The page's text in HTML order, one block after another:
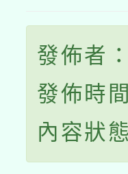
發佈者
發佈時
內容狀